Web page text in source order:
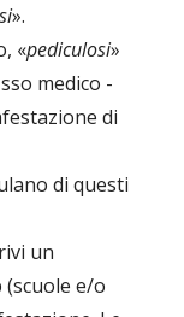
».
«pediculosi»
medico -
di
di questi
un
e/o